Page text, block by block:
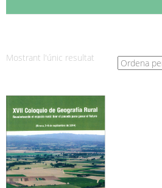
Mostrant l'únic resultat